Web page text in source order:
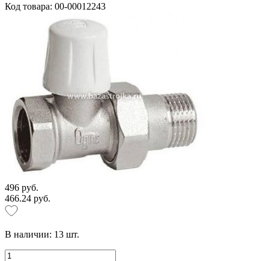
Код товара: 00-00012243
496 руб.
466.24 руб.
В наличии: 13 шт.